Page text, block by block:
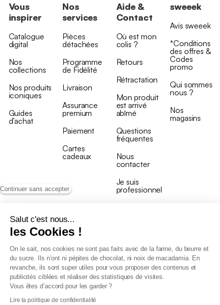
Continuer sans accepter
Salut c'est nous...
les Cookies !
On le sait, nos cookies ne sont pas faits avec de la farine, du beurre et
du sucre. Ils n’ont ni pépites de chocolat, ni noix de macadamia. En
revanche, ils sont super utiles pour vous proposer des contenus et
publicités ciblées et réaliser des statistiques de visites.
Vous êtes d’accord pour les garder ?
Lire la politique de confidentialité
Vous
inspirer
Catalogue
digital
Nos
collections
Nos produits
iconiques
Guides
d’achat
Nos
services
Pièces
détachées
Programme
de Fidélité
Livraison
Assurance
premium
Paiement
Cartes
cadeaux
Aide &
Contact
Où est mon
colis ?
Retours
Rétractation
Mon produit
est arrivé
abîmé
Questions
fréquentes
Nous
contacter
Je suis
professionnel
sweeek
Avis sweeek
*Conditions
des offres &
Codes
promo
Qui sommes
nous ?
Nos
magasins
Conditions générales de vente
Conditions générales du programme de fidélité
Charte de données personnelles
Conditions générales de vente Pro
Déclaration d’accessibilité